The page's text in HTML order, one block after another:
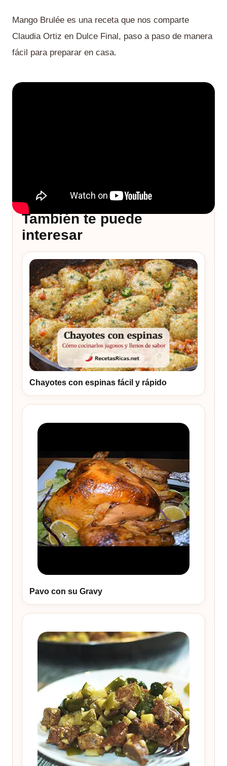
Mango Brulée es una receta que nos comparte
Claudia Ortiz en Dulce Final, paso a paso de manera
fácil para preparar en casa.
También te puede
interesar
Chayotes con espinas fácil y rápido
Pavo con su Gravy